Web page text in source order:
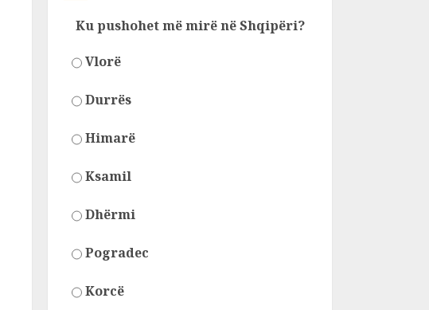
Ku pushohet më mirë në Shqipëri?
Vlorë
Durrës
Himarë
Ksamil
Dhërmi
Pogradec
Korcë